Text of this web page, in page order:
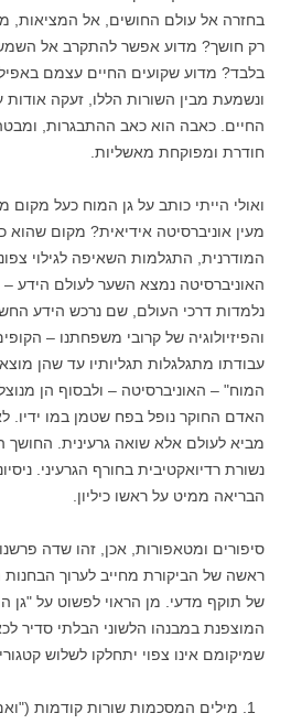
בחזרה אל עולם החושים, אל המציאות,
רק חושך? מדוע אפשר להתקרב אל
בלבד? מדוע שקועים החיים עצמם
ונשמעת מבין השורות הללו, זעקה
החיים. כאבה הוא כאב ההתבגרות,
חודרת ומפוקחת מאשליות.
ואולי הייתי כותב על גן המוח כעל
מעין אוניברסיטה אידיאית? מקום
המודרנית, התגלמות השאיפה לגילוי
האוניברסיטה נמצא השער לעולם
נלמדות דרכי העולם, שם נרכש הידע
והפיזיולוגיה של קרובי משפחתנו –
עבודתו מתגלגלות תגליותיו עד שהן
המוח" – האוניברסיטה – ולבסוף הן
האדם החוקר נופל בפח שטמן במו ידיו.
מביא לעולם אלא שואה גרעינית. החושך
נשורת רדיואקטיבית בחורף הגרעיני.
הבריאה ממיט על ראשו כיליון.
סיפורים ומטאפורות, אכן, זהו שדה
ראשה של הביקורת מחייב לערוך הבחנות
של תוקף מדעי. מן הראוי לפשוט על "גן
המוצפנת במבנהו הלשוני הבלתי סדיר
שמיקומם אינו צפוי יתחלקו לשלוש